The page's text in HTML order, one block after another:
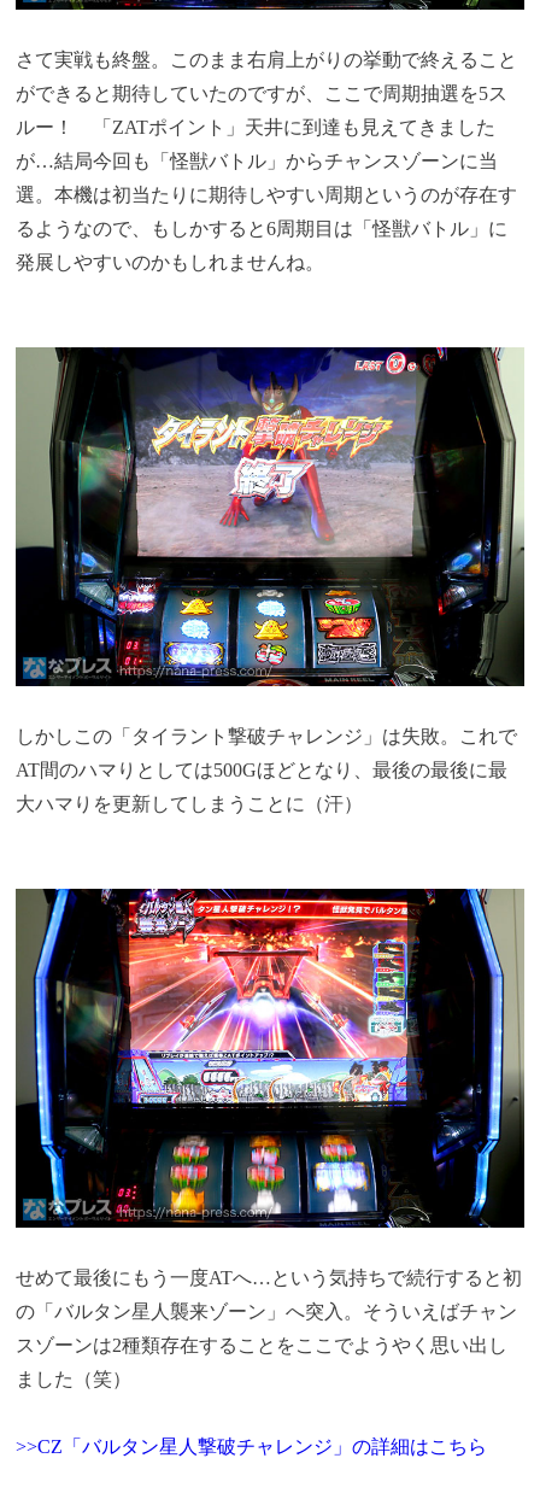
さて実戦も終盤。このまま右肩上がりの挙動で終えること
ができると期待していたのですが、ここで周期抽選を5ス
ルー！ 「ZATポイント」天井に到達も見えてきました
が…結局今回も「怪獣バトル」からチャンスゾーンに当
選。本機は初当たりに期待しやすい周期というのが存在す
るようなので、もしかすると6周期目は「怪獣バトル」に
発展しやすいのかもしれませんね。
しかしこの「タイラント撃破チャレンジ」は失敗。これで
AT間のハマりとしては500Gほどとなり、最後の最後に最
大ハマりを更新してしまうことに（汗）
せめて最後にもう一度ATへ…という気持ちで続行すると初
の「バルタン星人襲来ゾーン」へ突入。そういえばチャン
スゾーンは2種類存在することをここでようやく思い出し
ました（笑）
>>CZ「バルタン星人撃破チャレンジ」の詳細はこちら